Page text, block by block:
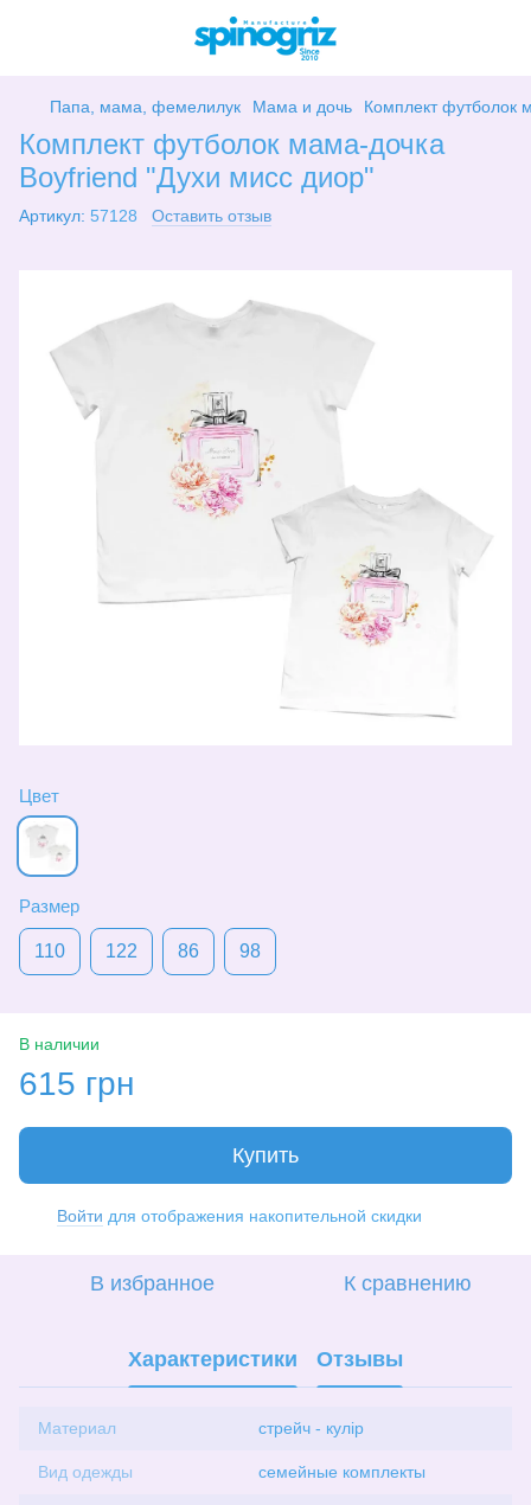
Папа, мама, фемелилук Мама и дочь Комплект футболок
Комплект футболок мама-дочка
Boyfriend "Духи мисс диор"
Артикул: 57128 Оставить отзыв
Цвет
Размер
110 122 86 98
В наличии
615 грн
Купить
Войти для отображения накопительной скидки
В избранное К сравнению
Характеристики Отзывы
Материал стрейч - кулір
Вид одежды семейные комплекты